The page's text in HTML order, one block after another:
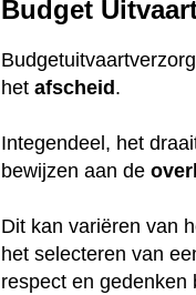
Budget
hetafscheid .
Integendeel, het
bewijzen aan de
Dit kan variëren van
het selecteren van
respect en gedenken